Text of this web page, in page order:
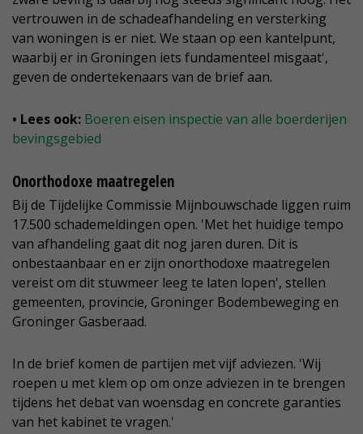
vertrouwen in de schadeafhandeling en versterking
van woningen is er niet. We staan op een kantelpunt,
waarbij er in Groningen iets fundamenteel misgaat',
geven de ondertekenaars van de brief aan.
• Lees ook: Boeren eisen inspectie van alle boerderijen
bevingsgebied
Onorthodoxe maatregelen
Bij de Tijdelijke Commissie Mijnbouwschade liggen ruim
17.500 schademeldingen open. 'Met het huidige tempo
van afhandeling gaat dit nog jaren duren. Dit is
onbestaanbaar en er zijn onorthodoxe maatregelen
vereist om dit stuwmeer leeg te laten lopen', stellen
gemeenten, provincie, Groninger Bodembeweging en
Groninger Gasberaad.
In de brief komen de partijen met vijf adviezen. 'Wij
roepen u met klem op om onze adviezen in te brengen
tijdens het debat van woensdag en concrete garanties
van het kabinet te vragen.'